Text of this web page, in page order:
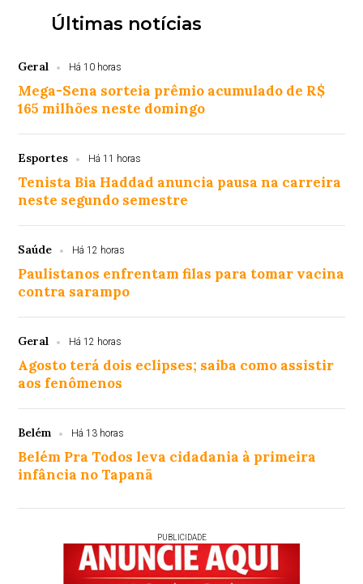
Últimas notícias
Geral Há 10 horas
Mega-Sena sorteia prêmio acumulado de R$
165 milhões neste domingo
Esportes Há 11 horas
Tenista Bia Haddad anuncia pausa na carreira
neste segundo semestre
Saúde Há 12 horas
Paulistanos enfrentam filas para tomar vacina
contra sarampo
Geral Há 12 horas
Agosto terá dois eclipses; saiba como assistir
aos fenômenos
Belém Há 13 horas
Belém Pra Todos leva cidadania à primeira
infância no Tapanã
PUBLICIDADE